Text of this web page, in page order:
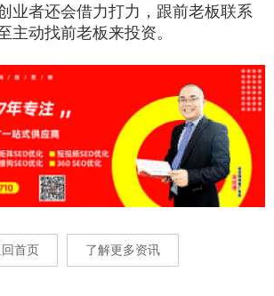
业者还会借力打力，跟前老板联系
主动找前老板来投资。
首页 了解更多资讯